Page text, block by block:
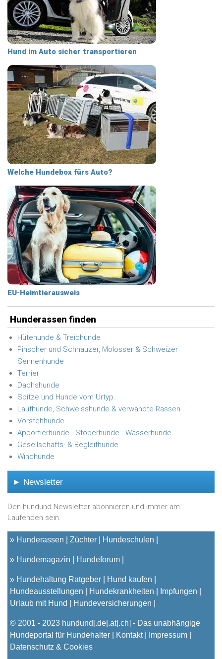
Hund im Auto sicher transportieren
Welche Hundebox fürs Auto?
EU-Heimtierausweis
Hunderassen finden
Hütehunde & Treibhunde
Pinscher und Schnauzer, Molosser & Schweizer
Sennenhunde
Terrier
Dachshunde
Spitze und Hunde vom Urtyp
Laufhunde, Schweisshunde & verwandte Rassen
Vorstehhunde
Apportierhunde - Stöberhunde - Wasserhunde
Gesellschafts- & Begleithunde
Windhunde
► Newsletter
Den hundund Newsletter abonnieren und immer am
Laufenden sein.
» Hunderassen Züchter Hundeschulen
» Hundemagazin Hundeforum
» Hundehaltung Ratgeber
Hund kaufen
Hundeausstellungen
Hundekrankheiten
Impfungen
Urlaub mit Hund
Hundeversicherungen
© 2001 - 2023 hundund [.de|.at|.ch] - Das unabhängige
Hundeportal für Hundehalter |
Kontakt| Impressum
Datenschutz & Cookies